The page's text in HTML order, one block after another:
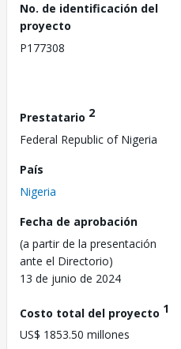
No. de identificación del
proyecto
P177308
Prestatario 2
Federal Republic of Nigeria
País
Nigeria
Fecha de aprobación
(a partir de la presentación
ante el Directorio)
13 de junio de 2024
Costo total del proyecto 1
US$ 1853.50 millones